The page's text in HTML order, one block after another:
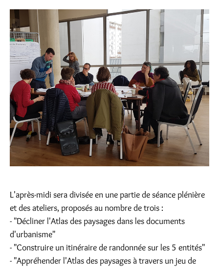
L'après-midi sera divisée en une partie de séance plénière
et des ateliers, proposés au nombre de trois :
- "Décliner l'Atlas des paysages dans les documents
d'urbanisme"
- "Construire un itinéraire de randonnée sur les 5 entités"
- "Appréhender l'Atlas des paysages à travers un jeu de